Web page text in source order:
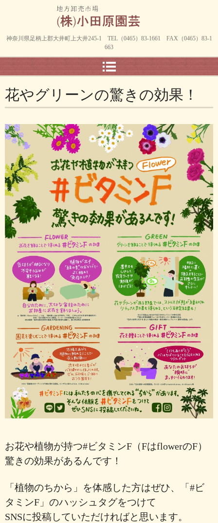
神奈川県足柄上郡大井町上大井245-1 TEL（0465）83-1661 FAX（0465）83-1
663
花やグリーンの驚きの効果！
お花や植物が持つ#ビタミンF（FはflowerのF）
驚きの効果があるんです！
「植物のちから」を体感した方はぜひ、「#ビ
タミンF」のハッシュタグをつけて
SNSに投稿していただければと思います。